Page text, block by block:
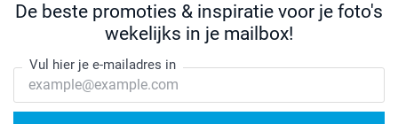
De beste promoties & inspiratie voor je foto's
wekelijks in je mailbox!
Vul hier je e-mailadres in